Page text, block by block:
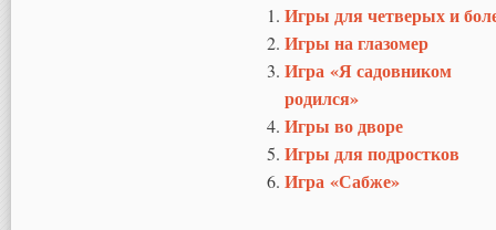
Игры для четверых и
Игры на глазомер
Игра «Я садовником
родился»
Игры во дворе
Игры для подростков
Игра «Сабже»